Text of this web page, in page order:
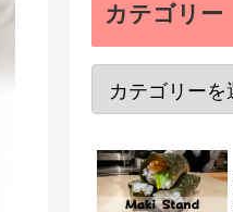
カテゴリー